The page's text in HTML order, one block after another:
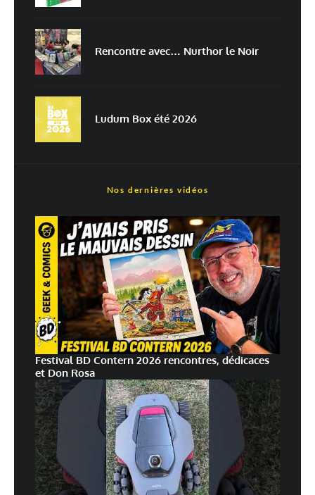
Prévenez-moi de tous les nouveaux articles par e-mail.
traitées
Rencontre avec… Nurthor le Noir
Ludum Box été 2026
Nos dernières vidéos
Festival BD Contern 2026 rencontres, dédicaces
et Don Rosa